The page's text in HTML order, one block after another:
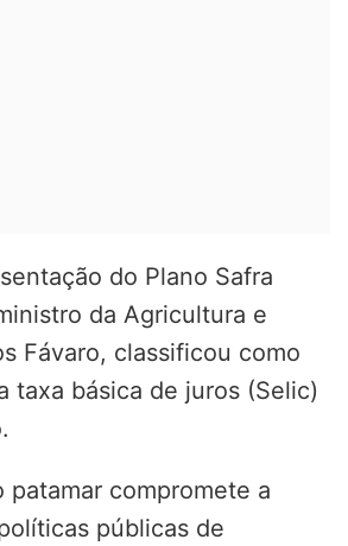
do Plano Safra
da Agricultura e
Fávaro, classificou como
taxa básica de juros (Selic)
patamar compromete a
públicas de